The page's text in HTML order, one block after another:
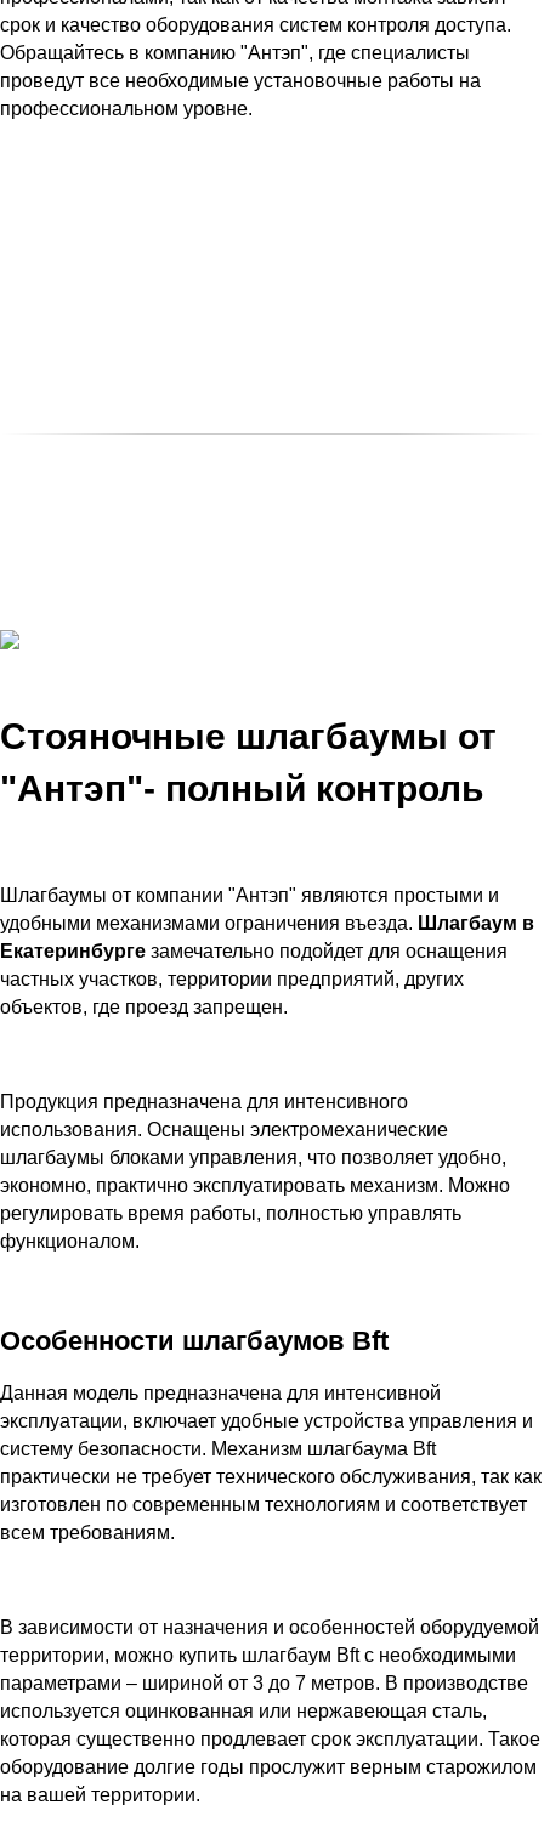
срок и качество оборудования систем контроля доступа.
Обращайтесь в компанию "Антэп", где специалисты
проведут все необходимые установочные работы на
профессиональном уровне.
Стояночные шлагбаумы от
"Антэп"- полный контроль
Шлагбаумы от компании "Антэп" являются простыми и
удобными механизмами ограничения въезда. Шлагбаум в
Екатеринбурге замечательно подойдет для оснащения
частных участков, территории предприятий, других
объектов, где проезд запрещен.
Продукция предназначена для интенсивного
использования. Оснащены электромеханические
шлагбаумы блоками управления, что позволяет удобно,
экономно, практично эксплуатировать механизм. Можно
регулировать время работы, полностью управлять
функционалом.
Особенности шлагбаумов Bft
Данная модель предназначена для интенсивной
эксплуатации, включает удобные устройства управления и
систему безопасности. Механизм шлагбаума Bft
практически не требует технического обслуживания, так как
изготовлен по современным технологиям и соответствует
всем требованиям.
В зависимости от назначения и особенностей оборудуемой
территории, можно купить шлагбаум Bft с необходимыми
параметрами – шириной от 3 до 7 метров. В производстве
используется оцинкованная или нержавеющая сталь,
которая существенно продлевает срок эксплуатации. Такое
оборудование долгие годы прослужит верным старожилом
на вашей территории.